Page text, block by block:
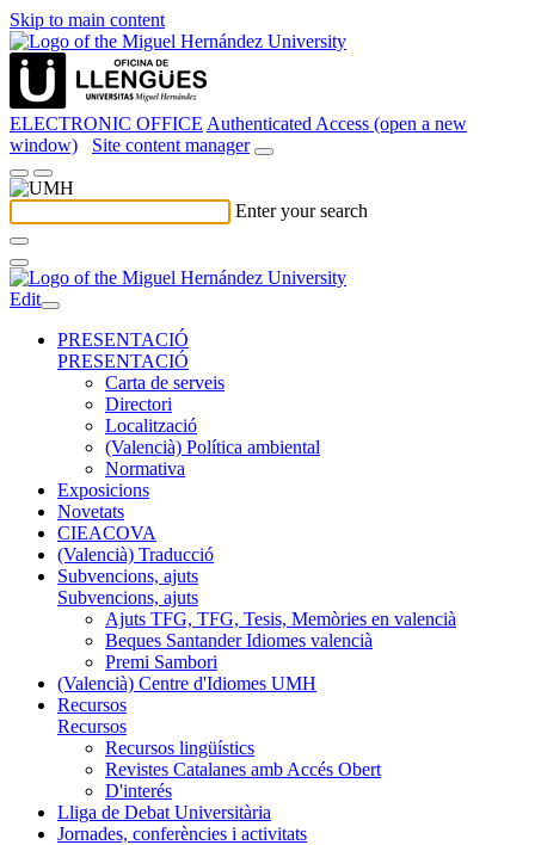
Skip to main content
ELECTRONIC OFFICE Authenticated Access (open a new
window)
Site content manager
Enter your search
Edit
PRESENTACIÓ
PRESENTACIÓ
Carta de serveis
Directori
Localització
(Valencià) Política ambiental
Normativa
Exposicions
Novetats
CIEACOVA
(Valencià) Traducció
Subvencions, ajuts
Subvencions, ajuts
Ajuts TFG, TFG, Tesis, Memòries en valencià
Beques Santander Idiomes valencià
Premi Sambori
(Valencià) Centre d'Idiomes UMH
Recursos
Recursos
Recursos lingüístics
Revistes Catalanes amb Accés Obert
D'interés
Lliga de Debat Universitària
Jornades, conferències i activitats